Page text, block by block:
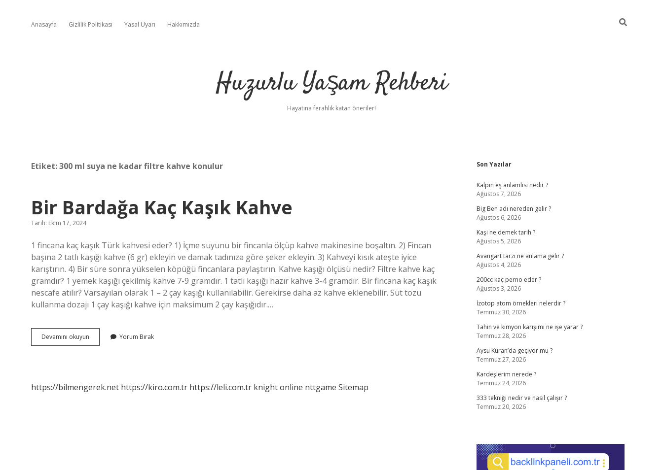
Anasayfa Gizlilik Politikası Yasal Uyarı Hakkımızda
Huzurlu Yaşam Rehberi
Hayatına ferahlık katan öneriler!
Etiket:300 ml suya ne kadar filtre kahve konulur
Bir Bardağa Kaç Kaşık Kahve
Tarih: Ekim 17, 2024
1 fincana kaç kaşık Türk kahvesi eder? 1) İçme suyunu bir fincanla ölçüp kahve makinesine boşaltın. 2) Fincan
başına 2 tatlı kaşığı kahve (6 gr) ekleyin ve damak tadınıza göre şeker ekleyin. 3) Kahveyi kısık ateşte iyice
karıştırın. 4) Bir süre sonra yükselen köpüğü fincanlara paylaştırın. Kahve kaşığı ölçüsü nedir? Filtre kahve kaç
gramdır? 1 yemek kaşığı çekilmiş kahve 7-9 gramdır. 1 tatlı kaşığı hazır kahve 3-4 gramdır. Bir fincana kaç kaşık
nescafe atılır? Varsayılan olarak 1 – 2 çay kaşığı kullanılabilir. Gerekirse daha az kahve eklenebilir. Süt tozu
kullanma dozajı 1 çay kaşığı kahve için maksimum 2 çay kaşığıdır.…
Devamını okuyun
Bardağa
Yorum Bırak
https://bilmengerek.net https://kiro.com.tr https://leli.com.tr knight online nttgame Sitemap
Sidebar
Son Yazılar
Kalpın eş anlamlısı nedir ?
Ağustos 7, 2026
Big Ben adı nereden gelir ?
Ağustos 6, 2026
Kaşi ne demek tarih ?
Ağustos 5, 2026
Avangart tarzı ne anlama gelir ?
Ağustos 4, 2026
200cc kaç perno eder ?
Ağustos 3, 2026
İzotop atom örnekleri nelerdir ?
Temmuz 30, 2026
Tahin ve kimyon karışımı ne işe yarar ?
Temmuz 28, 2026
Aysu Kuran’da geçiyor mu ?
Temmuz 27, 2026
Kardeşlerim nerede ?
Temmuz 24, 2026
333 tekniği nedir ve nasıl çalışır ?
Temmuz 20, 2026